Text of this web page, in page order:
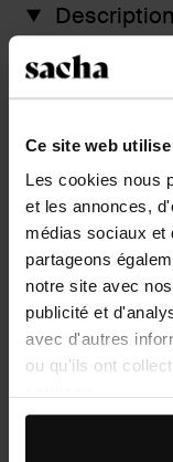
Ce site web
Les cookies nous
et les annonces,
médias sociaux et
partageons
notre site avec
publicité et
avec d'autres
ou qu'ils ont
En outre, nous
Cette graisse
et est
Détails du
Livraison
retourner
D’autres